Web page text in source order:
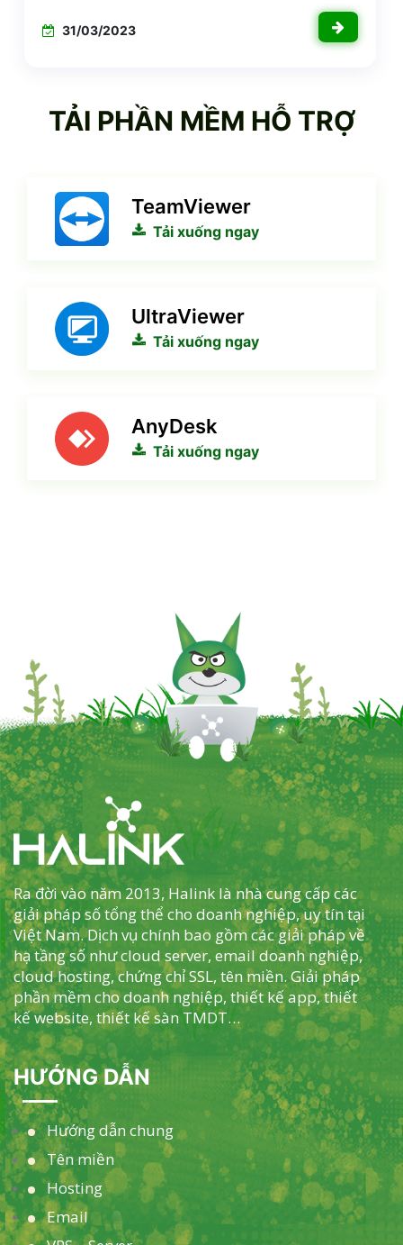
31/03/2023
TẢI PHẦN MỀM HỖ TRỢ
TeamViewer
Tải xuống ngay
UltraViewer
Tải xuống ngay
AnyDesk
Tải xuống ngay
Ra đời vào năm 2013, Halink là nhà cung cấp các
giải pháp số tổng thể cho doanh nghiệp, uy tín tại
Việt Nam. Dịch vụ chính bao gồm các giải pháp về
hạ tầng số như cloud server, email doanh nghiệp,
cloud hosting, chứng chỉ SSL, tên miền. Giải pháp
phần mềm cho doanh nghiệp, thiết kế app, thiết
kế website, thiết kế sàn TMDT…
HƯỚNG DẪN
Hướng dẫn chung
Tên miền
Hosting
Email